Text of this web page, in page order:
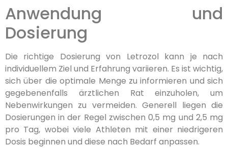
Anwendung und
Dosierung
Die richtige Dosierung von Letrozol kann je nach
individuellem Ziel und Erfahrung variieren. Es ist wichtig,
sich über die optimale Menge zu informieren und sich
gegebenenfalls ärztlichen Rat einzuholen, um
Nebenwirkungen zu vermeiden. Generell liegen die
Dosierungen in der Regel zwischen 0,5 mg und 2,5 mg
pro Tag, wobei viele Athleten mit einer niedrigeren
Dosis beginnen und diese nach Bedarf anpassen.